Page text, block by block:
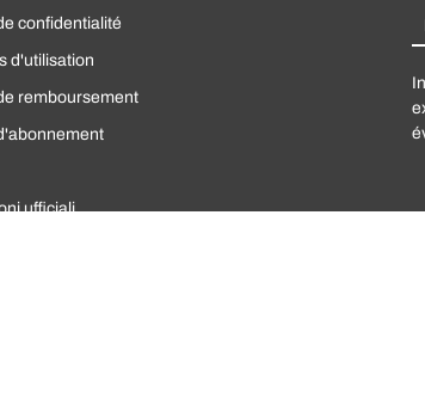
confidentialité
d'utilisation
remboursement
ufficiali